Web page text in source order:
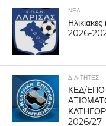
ΝΕΑ
2026-
ΔΙΑΙΤΗΤΕΣ
ΚΕΔ/ΕΠΟ
2026/27